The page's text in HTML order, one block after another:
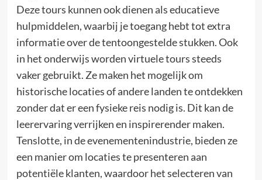
Deze tours kunnen ook dienen als educatieve
hulpmiddelen, waarbij je toegang hebt tot extra
informatie over de tentoongestelde stukken. Ook
in het onderwijs worden virtuele tours steeds
vaker gebruikt. Ze maken het mogelijk om
historische locaties of andere landen te ontdekken
zonder dat er een fysieke reis nodig is. Dit kan de
leerervaring verrijken en inspirerender maken.
Tenslotte, in de evenementenindustrie, bieden ze
een manier om locaties te presenteren aan
potentiële klanten, waardoor het selecteren van